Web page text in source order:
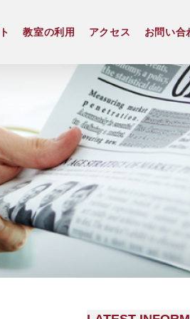
教室の利用 アクセス お問い合